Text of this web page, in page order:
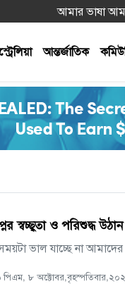
আমার ভাষা
আন্তর্জাতিক
স্বচ্ছ্বতা ও পরিশুদ্ধ উঠান
ভাল যাচ্ছে না
৮